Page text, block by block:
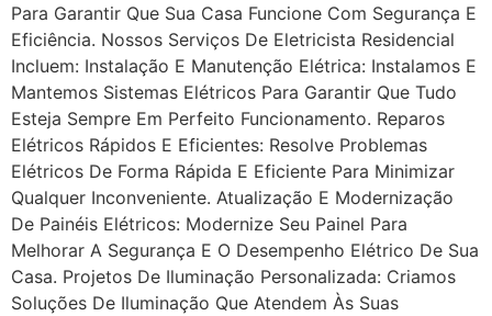
Para Garantir Que Sua Casa Funcione Com Segurança E
Eficiência. Nossos Serviços De Eletricista Residencial
Incluem: Instalação E Manutenção Elétrica: Instalamos E
Mantemos Sistemas Elétricos Para Garantir Que Tudo
Esteja Sempre Em Perfeito Funcionamento. Reparos
Elétricos Rápidos E Eficientes: Resolve Problemas
Elétricos De Forma Rápida E Eficiente Para Minimizar
Qualquer Inconveniente. Atualização E Modernização
De Painéis Elétricos: Modernize Seu Painel Para
Melhorar A Segurança E O Desempenho Elétrico De Sua
Casa. Projetos De Iluminação Personalizada: Criamos
Soluções De Iluminação Que Atendem Às Suas